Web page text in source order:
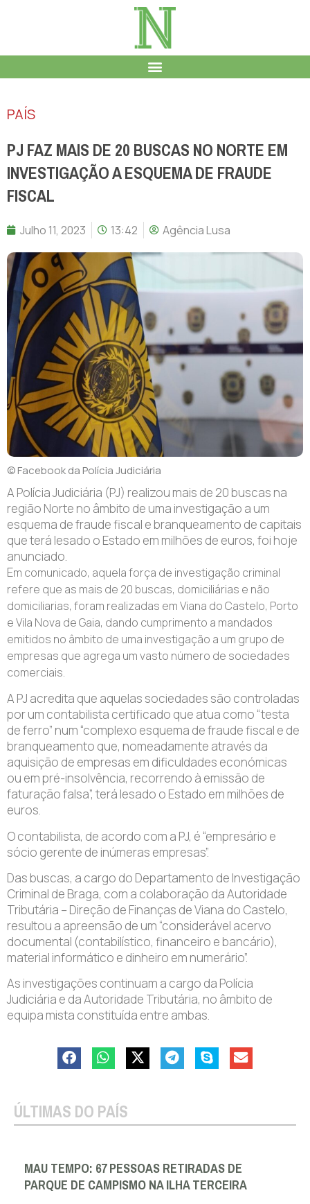
PAÍS
PJ FAZ MAIS DE 20 BUSCAS NO NORTE EM
INVESTIGAÇÃO A ESQUEMA DE FRAUDE
FISCAL
Julho 11, 2023 13:42 Agência Lusa
© Facebook da Polícia Judiciária
A Polícia Judiciária (PJ) realizou mais de 20 buscas na
região Norte no âmbito de uma investigação a um
esquema de fraude fiscal e branqueamento de capitais
que terá lesado o Estado em milhões de euros, foi hoje
anunciado.
Em comunicado, aquela força de investigação criminal
refere que as mais de 20 buscas, domiciliárias e não
domiciliarias, foram realizadas em Viana do Castelo, Porto
e Vila Nova de Gaia, dando cumprimento a mandados
emitidos no âmbito de uma investigação a um grupo de
empresas que agrega um vasto número de sociedades
comerciais.
A PJ acredita que aquelas sociedades são controladas
por um contabilista certificado que atua como “testa
de ferro” num “complexo esquema de fraude fiscal e de
branqueamento que, nomeadamente através da
aquisição de empresas em dificuldades económicas
ou em pré-insolvência, recorrendo à emissão de
faturação falsa”, terá lesado o Estado em milhões de
euros.
O contabilista, de acordo com a PJ, é “empresário e
sócio gerente de inúmeras empresas”.
Das buscas, a cargo do Departamento de Investigação
Criminal de Braga, com a colaboração da Autoridade
Tributária – Direção de Finanças de Viana do Castelo,
resultou a apreensão de um “considerável acervo
documental (contabilístico, financeiro e bancário),
material informático e dinheiro em numerário”.
As investigações continuam a cargo da Polícia
Judiciária e da Autoridade Tributária, no âmbito de
equipa mista constituída entre ambas.
ÚLTIMAS DO PAÍS
MAU TEMPO: 67 PESSOAS RETIRADAS DE
PARQUE DE CAMPISMO NA ILHA TERCEIRA